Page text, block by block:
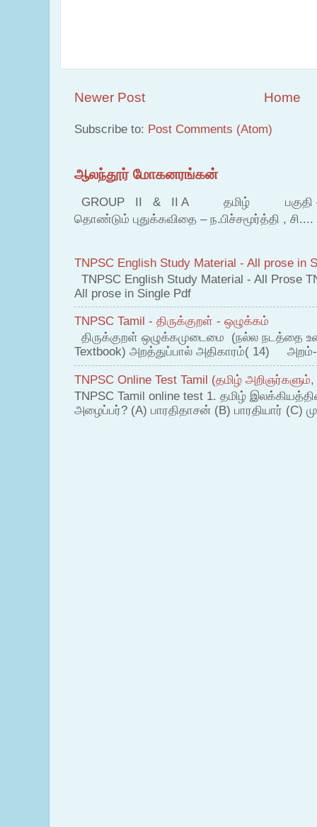
Newer Post Home
Subscribe to: Post Comments (Atom)
ஆலந்தூர் மோகனரங்கன்
GROUP II & II A தமிழ் பகுதி – இ
தொண்டும் புதுக்கவிதை – ந.பிச்சமூர்த்தி , சி....
TNPSC English Study Material - All prose in
TNPSC English Study Material - All Prose
All prose in Single Pdf
TNPSC Tamil - திருக்குறள் - ஒழுக்கம்
திருக்குறள் ஒழுக்கமுடைமை (நல்ல நடத்தை
Textbook) அறத்துப்பால் அதிகாரம்( 14)
TNPSC Online Test Tamil (தமிழ்
TNPSC Tamil online test 1. தமிழ்
அழைப்பர்? (A) பாரதிதாசன் (B) பாரதியார் (C)